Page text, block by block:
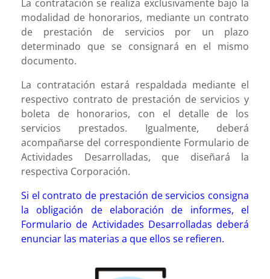
La contratación se realiza exclusivamente bajo la
modalidad de honorarios, mediante un contrato
de prestación de servicios por un plazo
determinado que se consignará en el mismo
documento.
La contratación estará respaldada mediante el
respectivo contrato de prestación de servicios y
boleta de honorarios, con el detalle de los
servicios prestados. Igualmente, deberá
acompañarse del correspondiente Formulario de
Actividades Desarrolladas, que diseñará la
respectiva Corporación.
Si el contrato de prestación de servicios consigna
la obligación de elaboración de informes, el
Formulario de Actividades Desarrolladas deberá
enunciar las materias a que ellos se refieren.